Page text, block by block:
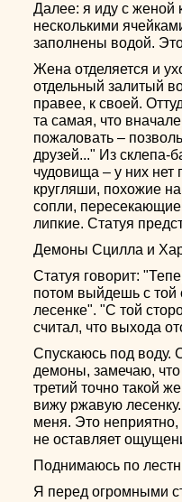
Далее: я иду с женой
несколькими
заполнены водой.
Жена отделяется и
отдельный залитый
правее, к своей.
та самая, что
пожаловать –
друзей..." Из склепа-
чудовища – у них нет
кругляши, похожие
сопли,
липкие. Статуя
Демоны Сцилла и
Статуя говорит:
потом выйдешь с той
лесенке". "С той
считал, что выхода
Спускаюсь под воду.
демоны, замечаю, что
третий точно такой
вижу ржавую лесенку.
меня. Это неприятно,
не оставляет
Поднимаюсь по
Я перед огромными